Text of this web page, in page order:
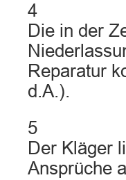
4
Die in der
Reparatur
d.A.).
5
Der Kläger
Ansprüche